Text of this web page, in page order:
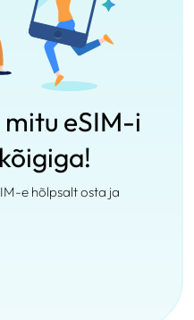
eSIM-i
e hõlpsalt osta ja